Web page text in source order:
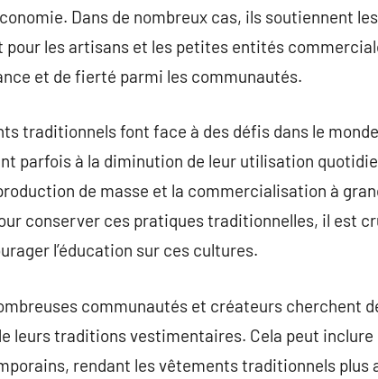
Dans de nombreux cas, ils soutiennent
pour les artisans et les petites entités
et de fierté parmi les communautés.
traditionnels font face à des défis dans le
parfois à la diminution de leur utilisation
de masse et la commercialisation à
conserver ces pratiques traditionnelles, il est
l’éducation sur ces cultures.
communautés et créateurs cherchent
leurs traditions vestimentaires. Cela peut
rendant les vêtements traditionnels